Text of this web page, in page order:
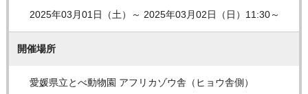
2025年03月01日（土）～ 2025年03月02日（日）11:30～
開催場所
愛媛県立とべ動物園 アフリカゾウ舎（ヒョウ舎側）